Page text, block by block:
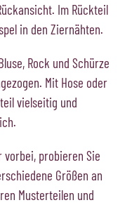
Im Rückteil
in den Ziernähten.
Rock und Schürze
Mit Hose oder
vielseitig und
vorbei, probieren Sie
Größen an
Musterteilen und